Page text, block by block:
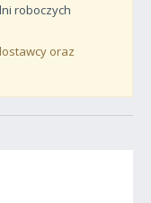
roboczych
oraz